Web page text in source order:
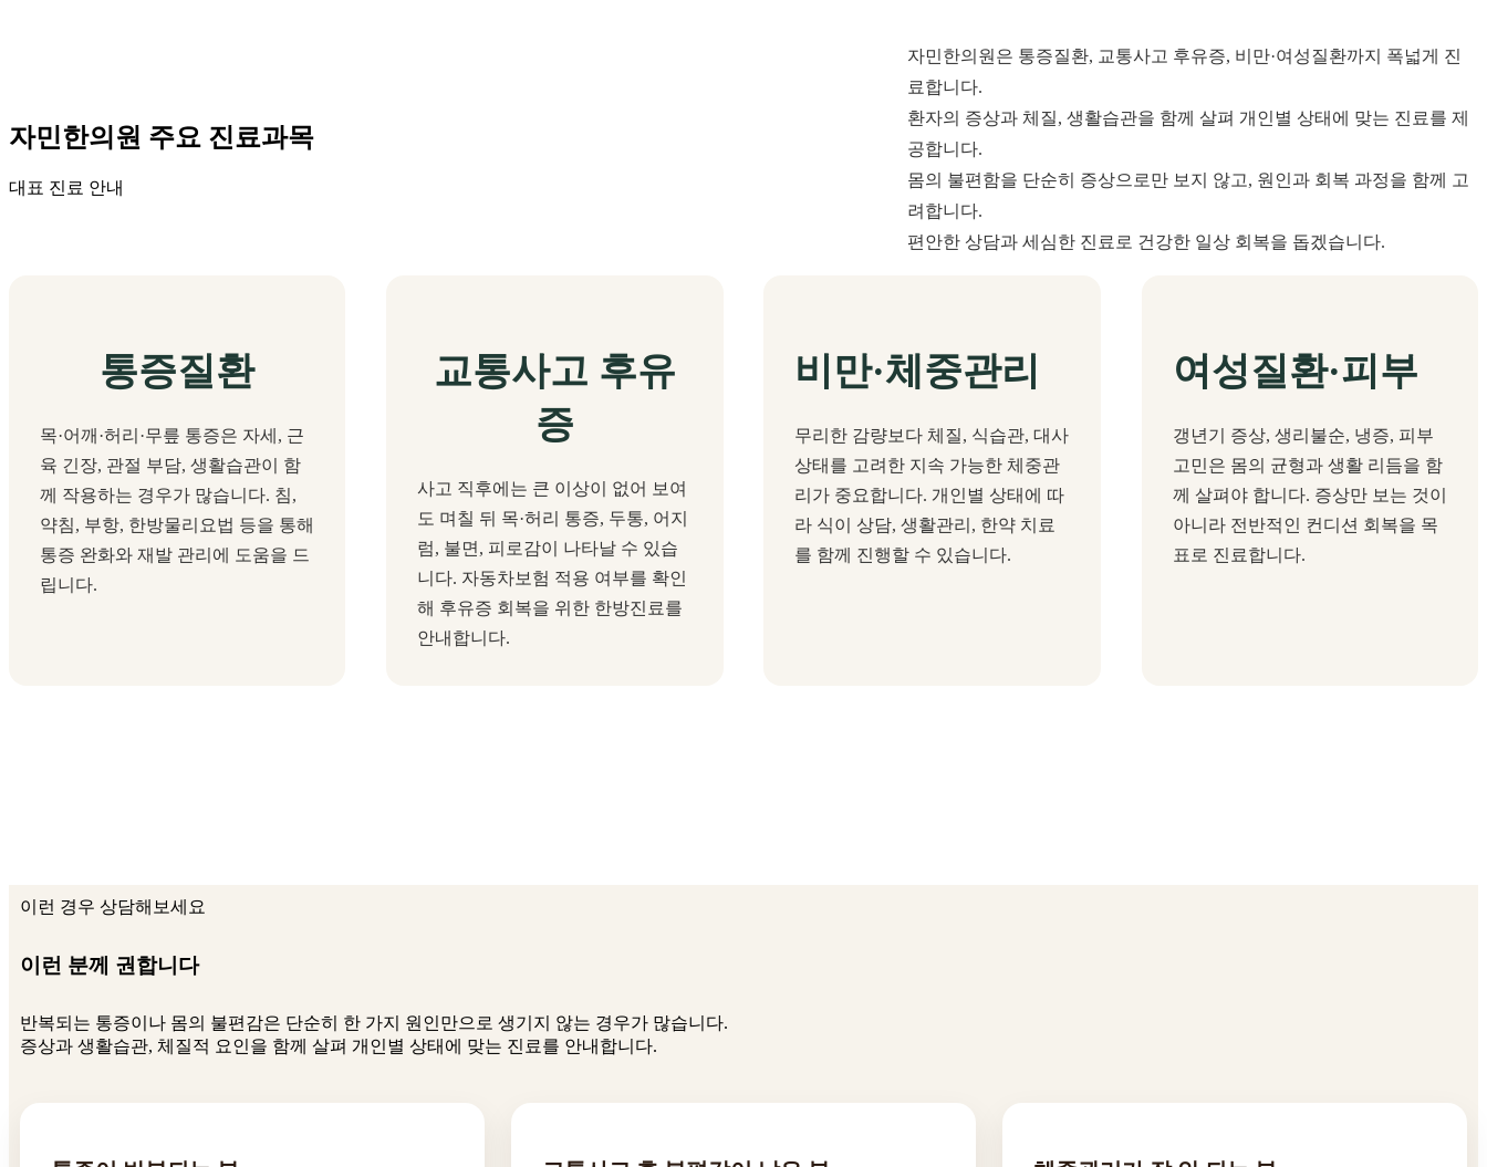
자민한의원 주요 진료과목
대표 진료 안내
자민한의원은 통증질환, 교통사고 후유증, 비만·여성질환까지 폭넓게 진
료합니다.
환자의 증상과 체질, 생활습관을 함께 살펴 개인별 상태에 맞는 진료를 제
공합니다.
몸의 불편함을 단순히 증상으로만 보지 않고, 원인과 회복 과정을 함께 고
려합니다.
편안한 상담과 세심한 진료로 건강한 일상 회복을 돕겠습니다.
통증질환
목·어깨·허리·무릎 통증은 자세, 근
육 긴장, 관절 부담, 생활습관이 함
께 작용하는 경우가 많습니다. 침,
약침, 부항, 한방물리요법 등을 통해
통증 완화와 재발 관리에 도움을 드
립니다.
교통사고 후유
증
사고 직후에는 큰 이상이 없어 보여
도 며칠 뒤 목·허리 통증, 두통, 어지
럼, 불면, 피로감이 나타날 수 있습
니다. 자동차보험 적용 여부를 확인
해 후유증 회복을 위한 한방진료를
안내합니다.
비만·체중관리
무리한 감량보다 체질, 식습관, 대사
상태를 고려한 지속 가능한 체중관
리가 중요합니다. 개인별 상태에 따
라 식이 상담, 생활관리, 한약 치료
를 함께 진행할 수 있습니다.
여성질환·피부
갱년기 증상, 생리불순, 냉증, 피부
고민은 몸의 균형과 생활 리듬을 함
께 살펴야 합니다. 증상만 보는 것이
아니라 전반적인 컨디션 회복을 목
표로 진료합니다.
이런 경우 상담해보세요
이런 분께 권합니다
반복되는 통증이나 몸의 불편감은 단순히 한 가지 원인만으로 생기지 않는 경우가 많습니다.
증상과 생활습관, 체질적 요인을 함께 살펴 개인별 상태에 맞는 진료를 안내합니다.